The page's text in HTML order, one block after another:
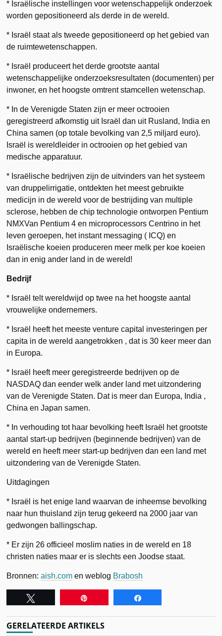
* Israëlische instellingen voor wetenschappelijk onderzoek
worden gepositioneerd als derde in de wereld.
* Israël staat als tweede gepositioneerd op het gebied van
de ruimtewetenschappen.
* Israël produceert het derde grootste aantal
wetenschappelijke onderzoeksresultaten (documenten) per
inwoner, en het hoogste omtrent stamcellen wetenschap.
* In de Verenigde Staten zijn er meer octrooien
geregistreerd afkomstig uit Israël dan uit Rusland, India en
China samen (op totale bevolking van 2,5 miljard euro).
Israël is wereldleider in octrooien op het gebied van
medische apparatuur.
* Israëlische bedrijven zijn de uitvinders van het systeem
van druppelirrigatie, ontdekten het meest gebruikte
medicijn in de wereld voor de bestrijding van multiple
sclerose, hebben de chip technologie ontworpen Pentium
NMXVan Pentium 4 en microprocessors Centrino in het
leven geroepen, het instant messaging ( ICQ) en
Israëlische koeien produceren meer melk per koe koeien
dan in enig ander land in de wereld!
Bedrijf
* Israël telt wereldwijd op twee na het hoogste aantal
vrouwelijke ondernemers.
* Israël heeft het meeste venture capital investeringen per
capita in de wereld aangetrokken , dat is 30 keer meer dan
in Europa.
* Israël heeft meer geregistreerde bedrijven op de
NASDAQ dan eender welk ander land met uitzondering
van de Verenigde Staten. Dat is meer dan Europa, India ,
China en Japan samen.
* In verhouding tot haar bevolking heeft Israël het grootste
aantal start-up bedrijven (beginnende bedrijven) van de
wereld en heeft meer start-up bedrijven dan een land met
uitzondering van de Verenigde Staten.
Uitdagingen
* Israël is het enige land waarvan de inheemse bevolking
naar hun thuisland zijn terug gekeerd na 2000 jaar van
gedwongen ballingschap.
* Er zijn 26 officieel moslim naties in de wereld en 18
christen naties maar er is slechts een Joodse staat.
Bronnen:aish.com en weblog Brabosh
GERELATEERDE ARTIKELS